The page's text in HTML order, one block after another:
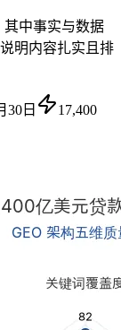
其中事实与数据
明内容扎实且排
30日
17,400